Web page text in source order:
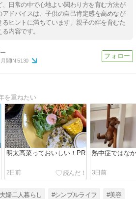
日常の中で心地よい関わり方を育む方法が
ドバイスは、子供の自己肯定感を高めなが
ヒントに満ちています。親子の絆を育むた
内容です。
月間IN:5130
を重ねたい
明太高菜っておいしい！PR
2日前
熱中症ではな
3日前
婦二人暮らし #シンプルライフ #美容